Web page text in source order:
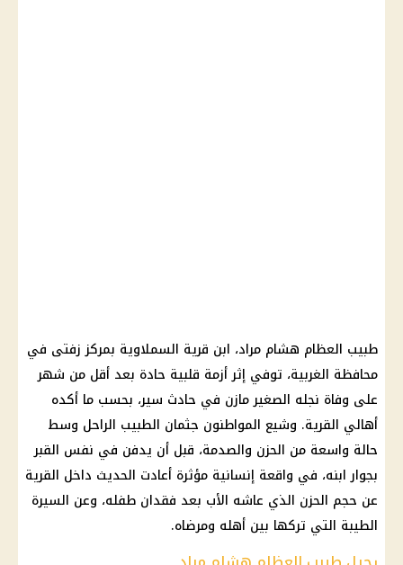
طبيب العظام هشام مراد، ابن قرية السملاوية بمركز زفتى في
محافظة الغربية، توفي إثر أزمة قلبية حادة بعد أقل من شهر
على وفاة نجله الصغير مازن في حادث سير، بحسب ما أكده
أهالي القرية. وشيع المواطنون جثمان الطبيب الراحل وسط
حالة واسعة من الحزن والصدمة، قبل أن يدفن في نفس القبر
بجوار ابنه، في واقعة إنسانية مؤثرة أعادت الحديث داخل القرية
عن حجم الحزن الذي عاشه الأب بعد فقدان طفله، وعن السيرة
الطيبة التي تركها بين أهله ومرضاه.